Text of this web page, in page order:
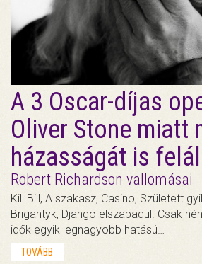
A 3 Oscar-díjas
Oliver Stone miatt
házasságát is
Robert Richardson vallomásai
Kill Bill, A szakasz, Casino, Született
Brigantyk, Django elszabadul. Csak
idők egyik legnagyobb hatású…
TOVÁBB